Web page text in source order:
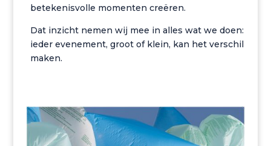
betekenisvolle momenten creëren.
Dat inzicht nemen wij mee in alles wat we doen:
ieder evenement, groot of klein, kan het verschil
maken.